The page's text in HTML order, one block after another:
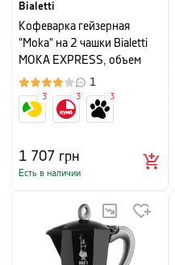
Bialetti
Кофеварка гейзерная
"Moka" на 2 чашки Bialetti
MOKA EXPRESS, объем
0,09 л,серебристый
1
1 707 грн
Есть в наличии
3 3 3